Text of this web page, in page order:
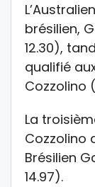
brésilien,
12.30),
qualifié
Cozzolino
La
Cozzolino
Brésilien
14.97).